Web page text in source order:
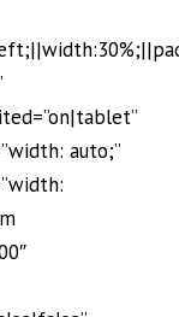
auto;”